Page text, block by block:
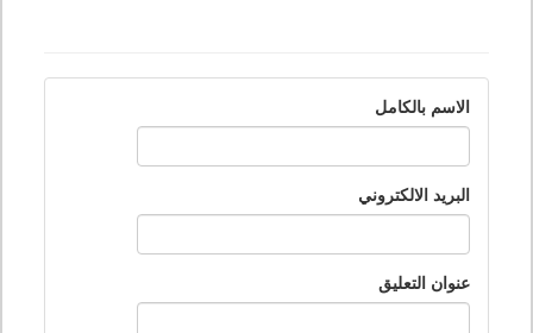
الاسم بالكامل
البريد الالكتروني
عنوان التعليق